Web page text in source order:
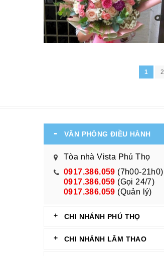
1 2
VĂN PHÒNG ĐIỀU HÀNH
Tòa nhà Vista Phú Thọ
0917.386.059 (7h00-21h0)
0917.386.059 (Gọi 24/7)
0917.386.059 (Quản lý)
CHI NHÁNH PHÚ THỌ
CHI NHÁNH LÂM THAO